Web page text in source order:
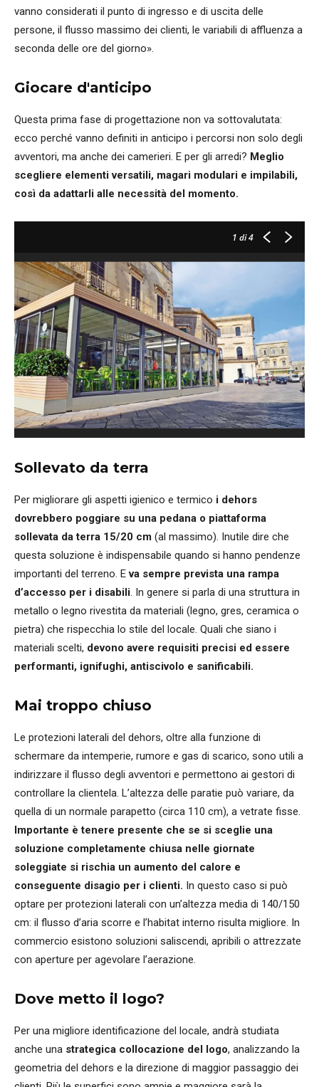
vanno considerati il punto di ingresso e di uscita delle
persone, il flusso massimo dei clienti, le variabili di affluenza a
seconda delle ore del giorno».
Giocare d'anticipo
Questa prima fase di progettazione non va sottovalutata:
ecco perché vanno definiti in anticipo i percorsi non solo degli
avventori, ma anche dei camerieri. E per gli arredi? Meglio
scegliere elementi versatili, magari modulari e impilabili,
così da adattarli alle necessità del momento.
1 di 4
Sollevato da terra
Per migliorare gli aspetti igienico e termico i dehors
dovrebbero poggiare su una pedana o piattaforma
sollevata da terra 15/20 cm (al massimo). Inutile dire che
questa soluzione è indispensabile quando si hanno pendenze
importanti del terreno. Eva sempre prevista una rampa
d’accesso per i disabili . In genere si parla di una struttura in
metallo o legno rivestita da materiali (legno, gres, ceramica o
pietra) che rispecchia lo stile del locale. Quali che siano i
materiali scelti, devono avere requisiti precisi ed essere
performanti, ignifughi, antiscivolo e sanificabili.
Mai troppo chiuso
Le protezioni laterali del dehors, oltre alla funzione di
schermare da intemperie, rumore e gas di scarico, sono utili a
indirizzare il flusso degli avventori e permettono ai gestori di
controllare la clientela. L’altezza delle paratie può variare, da
quella di un normale parapetto (circa 110 cm), a vetrate fisse.
Importante è tenere presente che se si sceglie una
soluzione completamente chiusa nelle giornate
soleggiate si rischia un aumento del calore e
conseguente disagio per i clienti. In questo caso si può
optare per protezioni laterali con un’altezza media di 140/150
cm: il flusso d’aria scorre e l’habitat interno risulta migliore. In
commercio esistono soluzioni saliscendi, apribili o attrezzate
con aperture per agevolare l’aerazione.
Dove metto il logo?
Per una migliore identificazione del locale, andrà studiata
anche una strategica collocazione del logo, analizzando la
geometria del dehors e la direzione di maggior passaggio dei